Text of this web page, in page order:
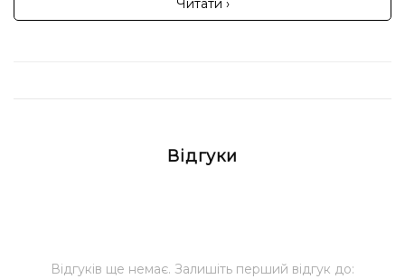
Читати ›
Відгуки
Відгуків ще немає. Залишіть перший відгук до: